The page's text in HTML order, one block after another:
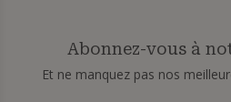
Abonnez-vous à
Et ne manquez pas nos